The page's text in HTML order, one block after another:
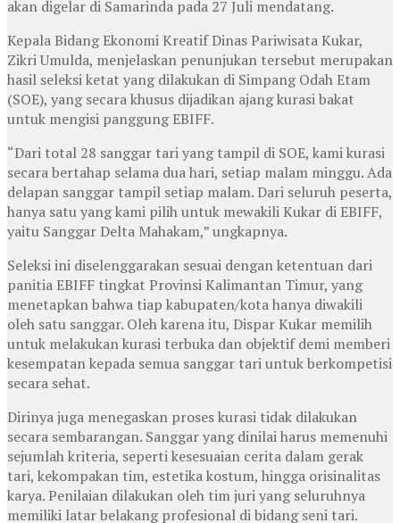
akan digelar di Samarinda pada 27 Juli mendatang.
Kepala Bidang Ekonomi Kreatif Dinas Pariwisata Kukar,
Zikri Umulda, menjelaskan penunjukan tersebut merupakan
hasil seleksi ketat yang dilakukan di Simpang Odah Etam
(SOE), yang secara khusus dijadikan ajang kurasi bakat
untuk mengisi panggung EBIFF.
“Dari total 28 sanggar tari yang tampil di SOE, kami kurasi
secara bertahap selama dua hari, setiap malam minggu. Ada
delapan sanggar tampil setiap malam. Dari seluruh peserta,
hanya satu yang kami pilih untuk mewakili Kukar di EBIFF,
yaitu Sanggar Delta Mahakam,” ungkapnya.
Seleksi ini diselenggarakan sesuai dengan ketentuan dari
panitia EBIFF tingkat Provinsi Kalimantan Timur, yang
menetapkan bahwa tiap kabupaten/kota hanya diwakili
oleh satu sanggar. Oleh karena itu, Dispar Kukar memilih
untuk melakukan kurasi terbuka dan objektif demi memberi
kesempatan kepada semua sanggar tari untuk berkompetisi
secara sehat.
Dirinya juga menegaskan proses kurasi tidak dilakukan
secara sembarangan. Sanggar yang dinilai harus memenuhi
sejumlah kriteria, seperti kesesuaian cerita dalam gerak
tari, kekompakan tim, estetika kostum, hingga orisinalitas
karya. Penilaian dilakukan oleh tim juri yang seluruhnya
memiliki latar belakang profesional di bidang seni tari.